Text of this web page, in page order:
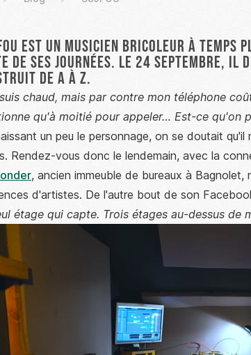
est un musicien bricoleur à temps
de ses journées. Le 24 septembre, il
de A à Z.
chaud, mais par contre mon téléphone
qu'à moitié pour appeler… Est-ce qu'on
un peu le personnage, on se doutait
Rendez-vous donc le lendemain, avec la
, ancien immeuble de bureaux à Bagnolet,
d'artistes. De l'autre bout de son
étage qui capte. Trois étages au-dessus de